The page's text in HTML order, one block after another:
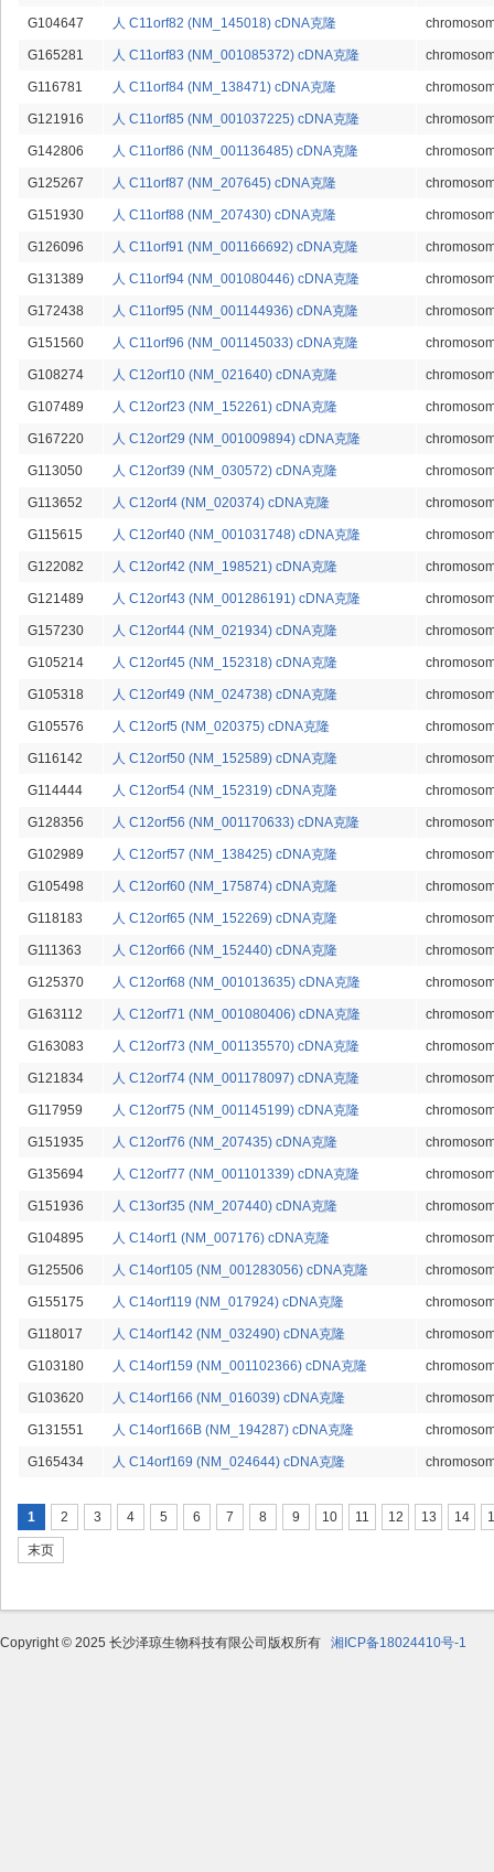
G104647 人 C11orf82 (NM_145018) cDNA克隆
G165281 人 C11orf83 (NM_001085372) cDNA克隆
G116781 人 C11orf84 (NM_138471) cDNA克隆
G121916 人 C11orf85 (NM_001037225) cDNA克隆
G142806 人 C11orf86 (NM_001136485) cDNA克隆
G125267 人 C11orf87 (NM_207645) cDNA克隆
G151930 人 C11orf88 (NM_207430) cDNA克隆
G126096 人 C11orf91 (NM_001166692) cDNA克隆
G131389 人 C11orf94 (NM_001080446) cDNA克隆
G172438 人 C11orf95 (NM_001144936) cDNA克隆
G151560 人 C11orf96 (NM_001145033) cDNA克隆
G108274 人 C12orf10 (NM_021640) cDNA克隆
G107489 人 C12orf23 (NM_152261) cDNA克隆
G167220 人 C12orf29 (NM_001009894) cDNA克隆
G113050 人 C12orf39 (NM_030572) cDNA克隆
G113652 人 C12orf4 (NM_020374) cDNA克隆
G115615 人 C12orf40 (NM_001031748) cDNA克隆
G122082 人 C12orf42 (NM_198521) cDNA克隆
G121489 人 C12orf43 (NM_001286191) cDNA克隆
G157230 人 C12orf44 (NM_021934) cDNA克隆
G105214 人 C12orf45 (NM_152318) cDNA克隆
G105318 人 C12orf49 (NM_024738) cDNA克隆
G105576 人 C12orf5 (NM_020375) cDNA克隆
G116142 人 C12orf50 (NM_152589) cDNA克隆
G114444 人 C12orf54 (NM_152319) cDNA克隆
G128356 人 C12orf56 (NM_001170633) cDNA克隆
G102989 人 C12orf57 (NM_138425) cDNA克隆
G105498 人 C12orf60 (NM_175874) cDNA克隆
G118183 人 C12orf65 (NM_152269) cDNA克隆
G111363 人 C12orf66 (NM_152440) cDNA克隆
G125370 人 C12orf68 (NM_001013635) cDNA克隆
G163112 人 C12orf71 (NM_001080406) cDNA克隆
G163083 人 C12orf73 (NM_001135570) cDNA克隆
G121834 人 C12orf74 (NM_001178097) cDNA克隆
G117959 人 C12orf75 (NM_001145199) cDNA克隆
G151935 人 C12orf76 (NM_207435) cDNA克隆
G135694 人 C12orf77 (NM_001101339) cDNA克隆
G151936 人 C13orf35 (NM_207440) cDNA克隆
G104895 人 C14orf1 (NM_007176) cDNA克隆
G125506 人 C14orf105 (NM_001283056) cDNA克隆
G155175 人 C14orf119 (NM_017924) cDNA克隆
G118017 人 C14orf142 (NM_032490) cDNA克隆
G103180 人 C14orf159 (NM_001102366) cDNA克隆
G103620 人 C14orf166 (NM_016039) cDNA克隆
G131551 人 C14orf166B (NM_194287) cDNA克隆
G165434 人 C14orf169 (NM_024644) cDNA克隆
1
2 3 4 5 6 7 8 9 10 11 12 13 14
末页
Copyright © 2025 长沙泽琼生物科技有限公司版权所有 湘ICP备18024410号-1